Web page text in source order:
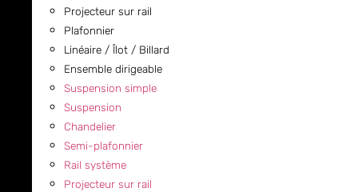
Projecteur sur rail
Plafonnier
Linéaire / Îlot / Billard
Ensemble dirigeable
Suspension simple
Suspension
Chandelier
Semi-plafonnier
Rail système
Projecteur sur rail